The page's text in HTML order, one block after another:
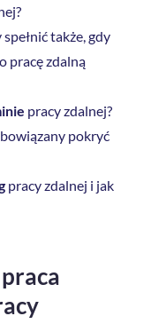
spełnić także, gdy
pracę zdalną
pracy zdalnej?
pokryć
pracy zdalnej i jak